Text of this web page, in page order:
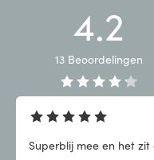
4.2
13 Beoordelingen
Superblij mee en het